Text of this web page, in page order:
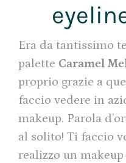
Era da tantissimo
palette Caramel
proprio grazie a
faccio vedere in
makeup. Parola
al solito! Ti faccio
realizzo un